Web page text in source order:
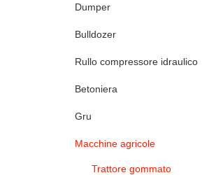
Dumper
Bulldozer
Rullo compressore idraulico
Betoniera
Gru
Macchine agricole
Trattore gommato